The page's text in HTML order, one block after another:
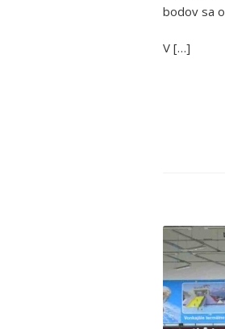
bodov sa
V […]